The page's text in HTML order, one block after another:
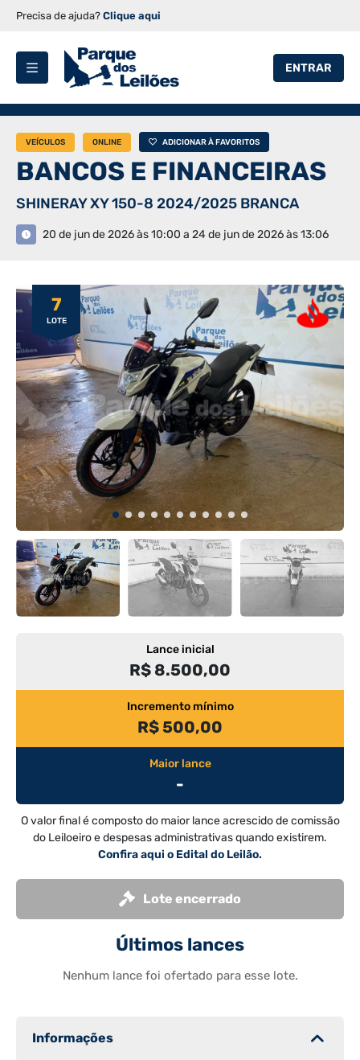
Precisa de ajuda? Clique aqui
ENTRAR
VEÍCULOS ONLINE ADICIONAR À FAVORITOS
BANCOS E FINANCEIRAS
SHINERAY XY 150-8 2024/2025 BRANCA
20 de jun de 2026 às 10:00 a 24 de jun de 2026 às 13:06
7
LOTE
Lance inicial
R$ 8.500,00
Incremento mínimo
R$ 500,00
Maior lance
-
O valor final é composto do maior lance acrescido de comissão
do Leiloeiro e despesas administrativas quando existirem.
Confira aqui o Edital do Leilão.
Lote encerrado
Últimos lances
Nenhum lance foi ofertado para esse lote.
Informações